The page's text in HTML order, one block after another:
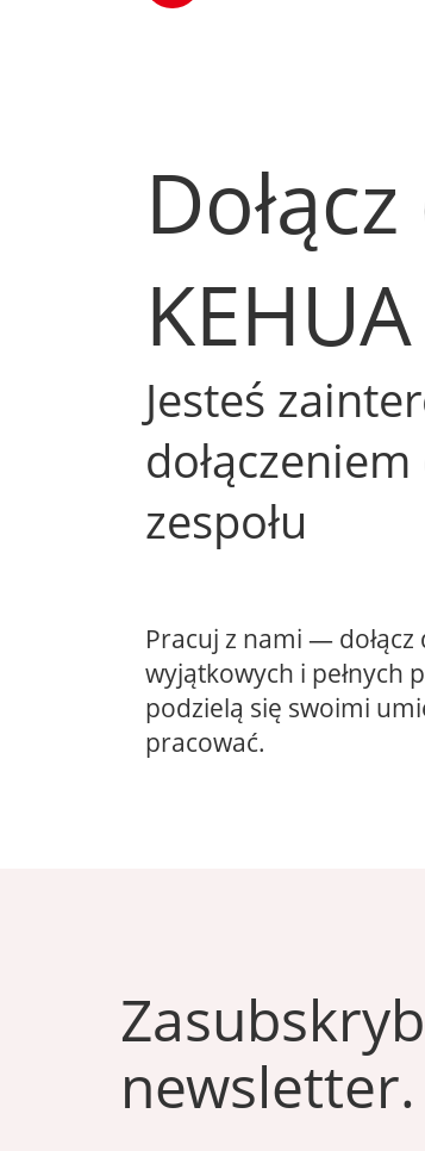
KEHUA
Jesteś
zespołu
Pracuj z nami — dołącz
wyjątkowych i pełnych
podzielą się swoimi
pracować.
newsletter.